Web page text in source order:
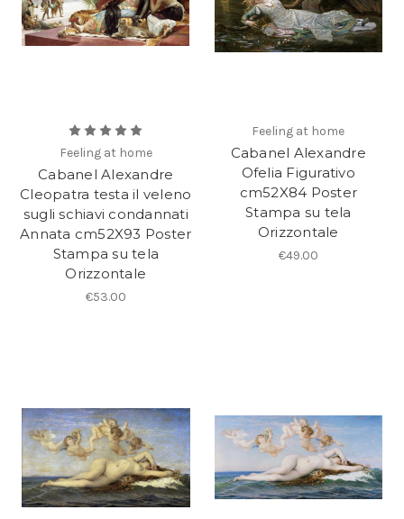
Feeling at home
Cabanel Alexandre
Cleopatra testa il veleno
sugli schiavi condannati
Annata cm52X93 Poster
Stampa su tela
Orizzontale
€53.00
Feeling at home
Cabanel Alexandre
Ofelia Figurativo
cm52X84 Poster
Stampa su tela
Orizzontale
€49.00